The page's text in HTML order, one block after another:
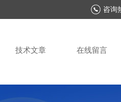
咨询
技术文章 在线留言